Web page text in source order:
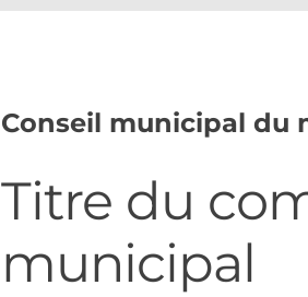
Conseil municipal du
Titre du
municipal